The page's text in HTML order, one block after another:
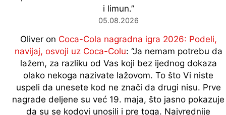
i limun.”
05.08.2026
Oliveron Coca-Cola nagradna igra 2026: Podeli,
navijaj, osvoji uz Coca-Colu: “Ja nemam potrebu da
lažem, za razliku od Vas koji bez ijednog dokaza
olako nekoga nazivate lažovom. To što Vi niste
uspeli da unesete kod ne znači da drugi nisu. Prve
nagrade deljene su već 19. maja, što jasno pokazuje
da su se kodovi unosili i pre toga. Najvrednije